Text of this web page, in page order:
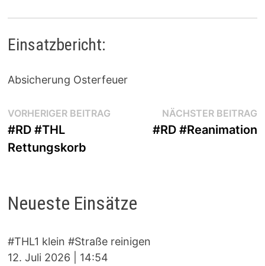
Einsatzbericht:
Absicherung Osterfeuer
Beitragsnavigation
VORHERIGER BEITRAGVorheriger
#RD #THL
Rettungskorb
NÄCHSTER BEITRAG
#RD #Reanimation
Neueste Einsätze
#THL1 klein #Straße reinigen
12. Juli 2026
14:54